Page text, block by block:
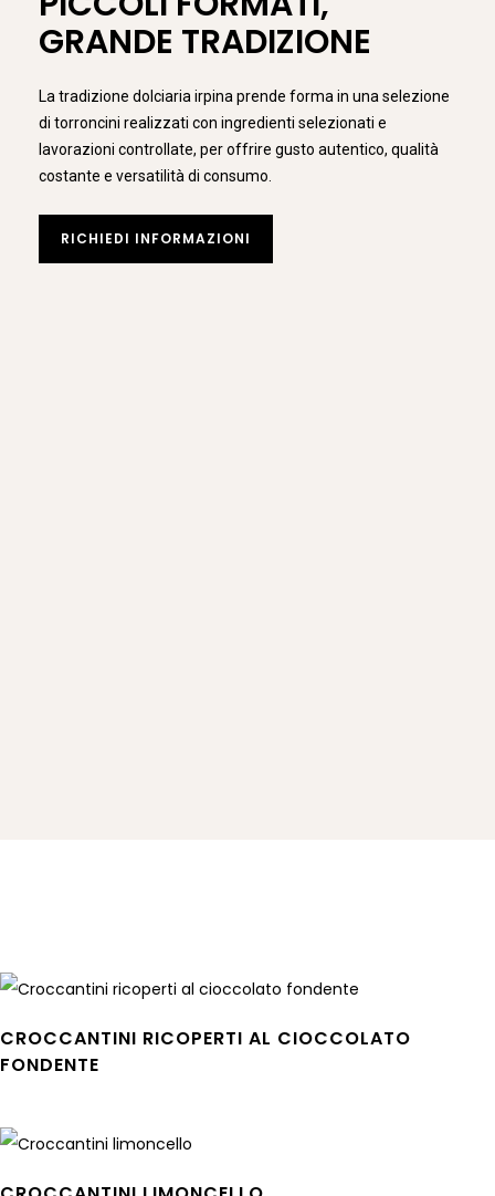
GRANDE TRADIZIONE
La tradizione dolciaria irpina prende forma in una selezione
di torroncini realizzati con ingredienti selezionati e
lavorazioni controllate, per offrire gusto autentico, qualità
costante e versatilità di consumo.
RICHIEDI INFORMAZIONI
CROCCANTINI RICOPERTI AL CIOCCOLATO
FONDENTE